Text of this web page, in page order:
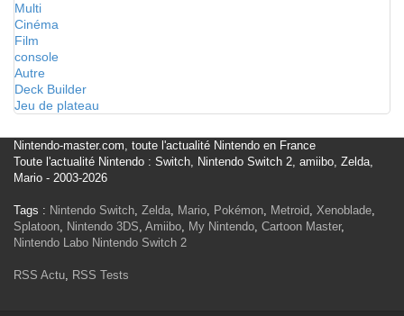
Multi
Cinéma
Film
console
Autre
Deck Builder
Jeu de plateau
Nintendo-master.com, toute l'actualité Nintendo en France
Toute l'actualité Nintendo : Switch, Nintendo Switch 2, amiibo, Zelda,
Mario - 2003-2026
Tags : Nintendo Switch, Zelda, Mario, Pokémon, Metroid, Xenoblade,
Splatoon, Nintendo 3DS, Amiibo, My Nintendo, Cartoon Master,
Nintendo Labo Nintendo Switch 2
RSS Actu, RSS Tests